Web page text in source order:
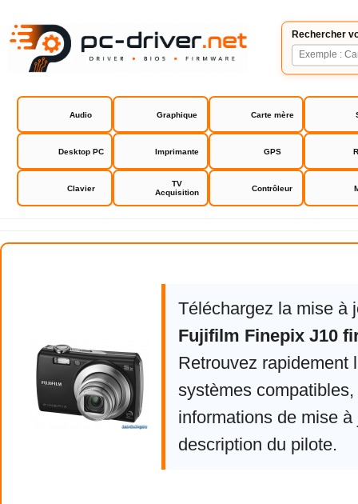
Rechercher
Audio Graphique Carte mère
Desktop PC Imprimante GPS
Clavier
TV
Acquisition
Contrôleur
Fujifilm Finepix J10 firmware
Téléchargez la mise à
Fujifilm Finepix J10
Retrouvez rapidement
systèmes compatibles,
informations de mise à
description du pilote.